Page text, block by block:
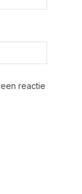
reactie